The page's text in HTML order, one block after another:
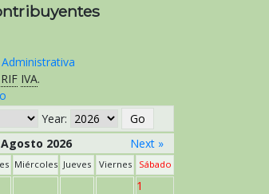
RIF IVA.
Year:
Agosto 2026 Next »
Miércoles Jueves Viernes Sábado
1